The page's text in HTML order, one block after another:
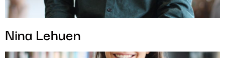
Nina Lehuen